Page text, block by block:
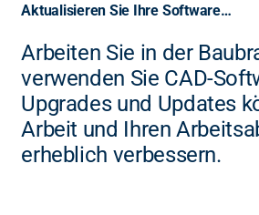
Aktualisieren Sie Ihre Software…
Arbeiten Sie in der
verwenden Sie CAD-
Upgrades und Updates
Arbeit und Ihren
erheblich verbessern.